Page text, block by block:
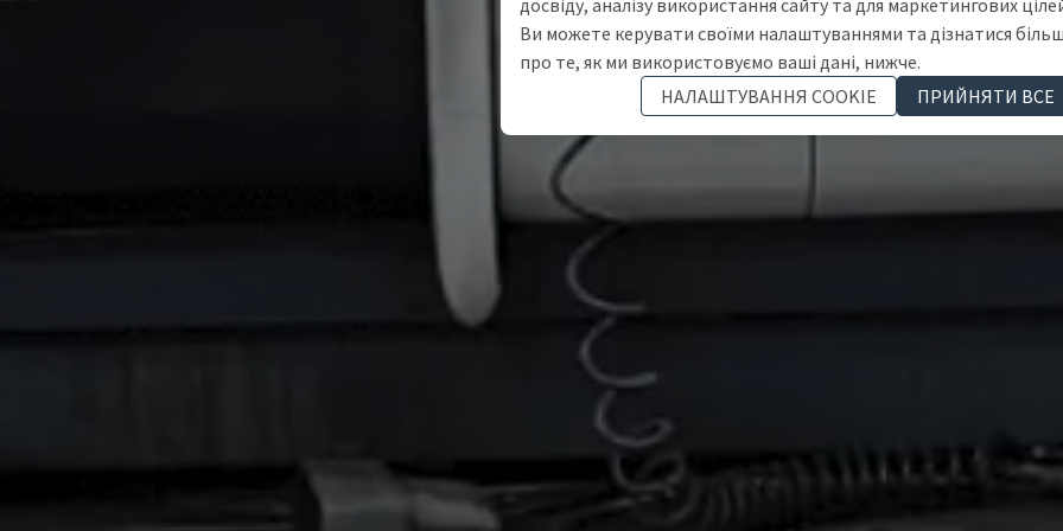
досвіду, аналізу використання сайту та для маркетингових
Ви можете керувати своїми налаштуваннями та дізнатися
про те, як ми використовуємо ваші дані, нижче.
НАЛАШТУВАННЯ COOKIE
ПРИЙНЯТИ ВСЕ